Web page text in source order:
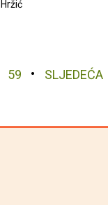
Hržić
59 SLJEDEĆA